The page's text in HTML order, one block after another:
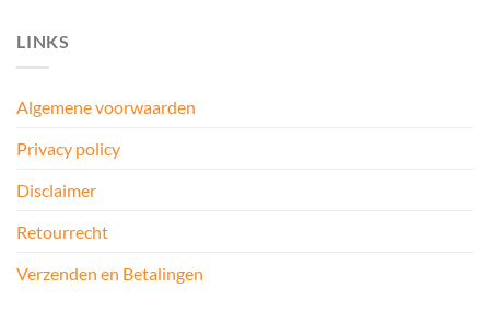
LINKS
Algemene voorwaarden
Privacy policy
Disclaimer
Retourrecht
Verzenden en Betalingen